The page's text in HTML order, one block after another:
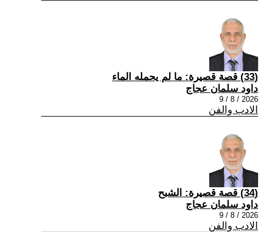
(33) قصة قصيرة: ما لم يحمله الماء
داود سلمان عجاج
2026 / 8 / 9
الادب والفن
(34) قصة قصيرة: الشبح
داود سلمان عجاج
2026 / 8 / 9
الادب والفن